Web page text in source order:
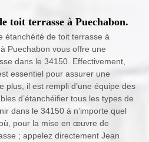
toit terrasse à Puechabon.
étanchéité de toit terrasse à
Puechabon vous offre une
dans le 34150. Effectivement,
essentiel pour assurer une
plus, il est rempli d’une équipe des
d’étanchéifier tous les types de
dans le 34150 à n’importe quel
pour la mise en œuvre de
; appelez directement Jean